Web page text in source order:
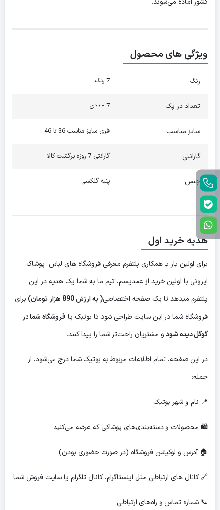
کشور آماده می‌شوند.
ویژگی های محصول
رنگ 7 رنگ
تعداد در پک 7 عددی
سایز مناسب فری سایز مناسب 36 تا 46
گارانتی گارانتی 7 روزه برگشت کالا
جنس پنبه گلکسی
هدیه خرید اول
برای اولین بار با همکاری پلتفرم معرفی فروشگاه های لباس پوشاک
ایرونی با اولین خرید از عمدیسم، تیم ما به شما یک هدیه در این
پلتفرم میدهد تا یک صفحه اختصاصی( به ارزش 890 هزار تومان)
برای
فروشگاه شما در این سایت طراحی شود تا بوتیک یا فروشگاه شما در
گوگل دیده شود و مشتریان راحت‌تر شما را پیدا کنند.
در این صفحه، تمام اطلاعات مربوط به بوتیک شما درج می‌شود، از
جمله:
📍 نام و شهر بوتیک
🛍 محصولات و دسته‌بندی‌های پوشاکی که عرضه می‌کنید
🏠 آدرس و لوکیشن فروشگاه (در صورت حضوری بودن)
🔗 کانال های ارتباطی مثل اینستاگرام، کانال تلگرام یا سایت فروش شما
📞 شماره تماس و راه‌های ارتباطی